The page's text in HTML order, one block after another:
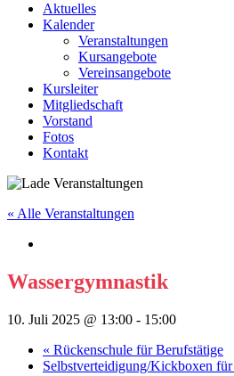
Aktuelles
Kalender
Veranstaltungen
Kursangebote
Vereinsangebote
Kursleiter
Mitgliedschaft
Vorstand
Fotos
Kontakt
« Alle Veranstaltungen
Wassergymnastik
10. Juli 2025 @ 13:00 - 15:00
« Rückenschule für Berufstätige
Selbstverteidigung/Kickboxen